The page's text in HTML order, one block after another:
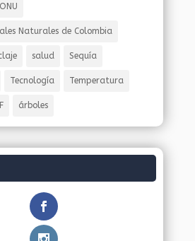
ONU
Naturales de Colombia
salud Sequía
Tecnología Temperatura
árboles